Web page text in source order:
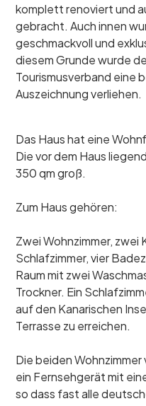
komplett renoviert und
gebracht. Auch innen
geschmackvoll und
diesem Grunde wurde
Tourismusverband eine
Auszeichnung verliehen.
Das Haus hat eine
Die vor dem Haus
350 qm groß.
Zum Haus gehören:
Zwei Wohnzimmer, zwei
Schlafzimmer, vier
Raum mit zwei
Trockner. Ein
auf den Kanarischen
Terrasse zu erreichen.
Die beiden
ein Fernsehgerät mit
so dass fast alle